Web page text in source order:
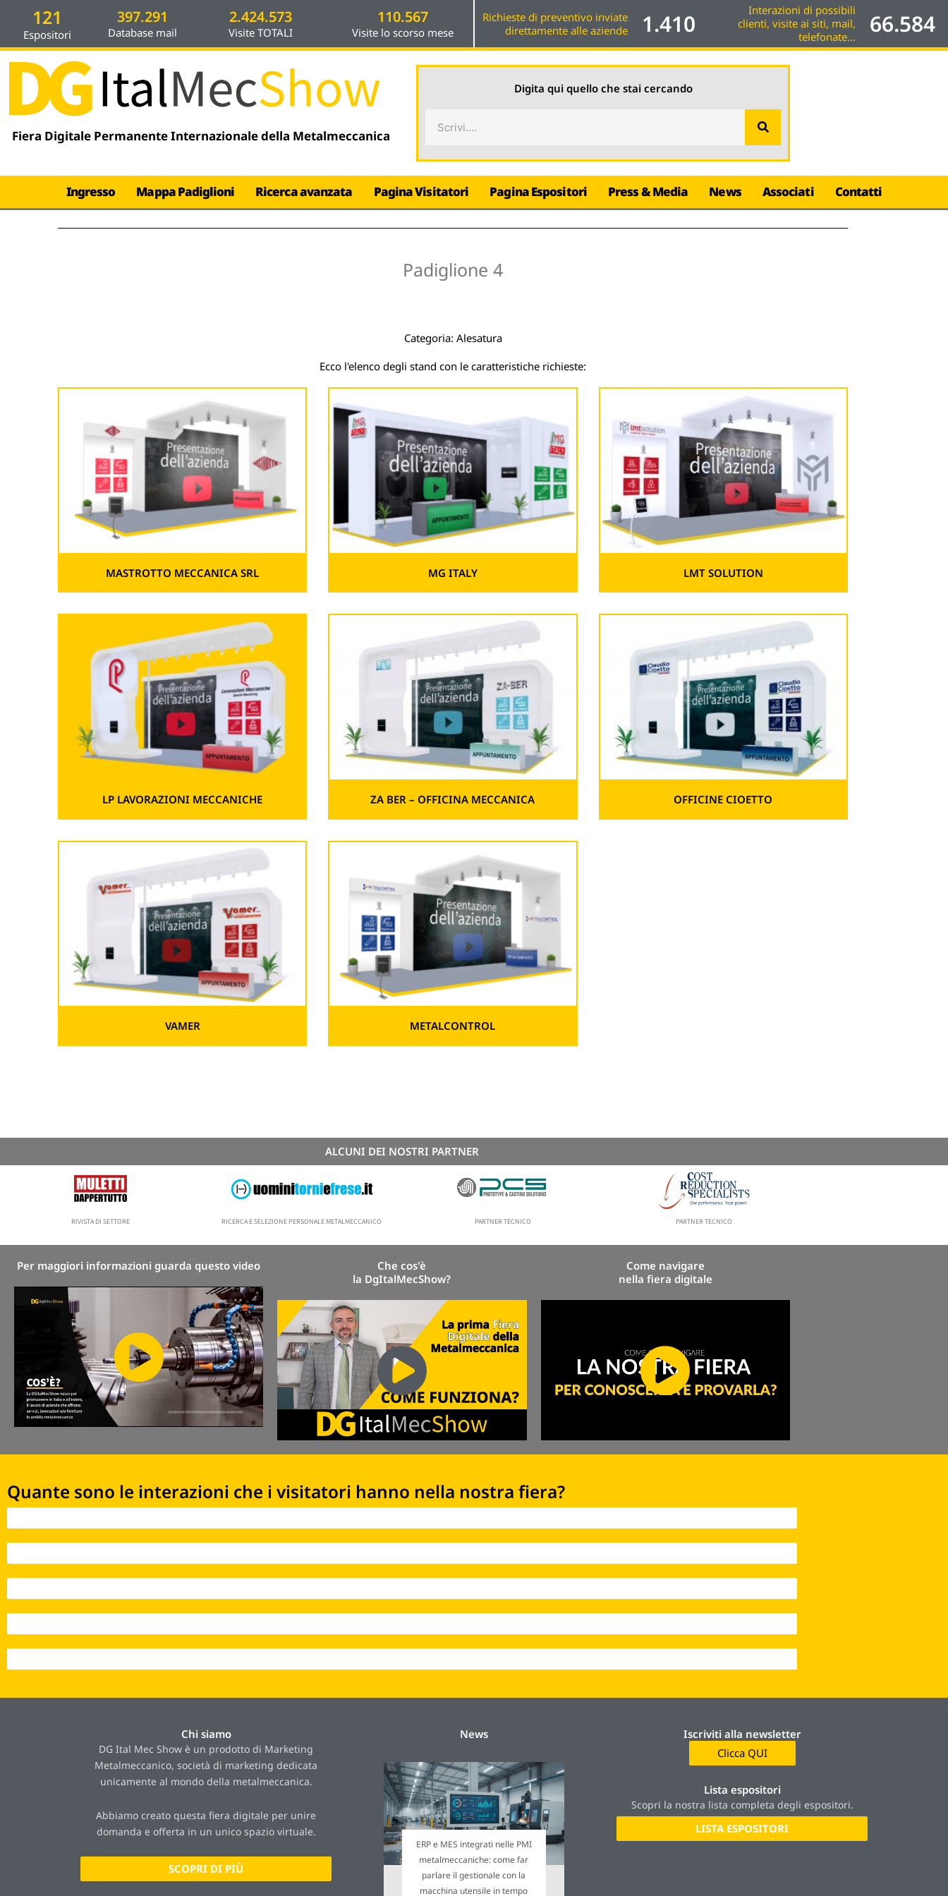
contenuto
121
Espositori
397.291
Database mail
2.424.573
Visite TOTALI
110.567
Visite lo scorso mese
Richieste di preventivo inviate
direttamente alle aziende
1.410
Interazioni di possibili
clienti, visite ai siti, mail,
telefonate...
66.584
Fiera Digitale Permanente Internazionale della Metalmeccanica
Digita qui quello che stai cercando
Ingresso Mappa Padiglioni Ricerca avanzata Pagina Visitatori Pagina Espositori Press & Media News Associati Contatti
Padiglione 4
Categoria: Alesatura
Ecco l'elenco degli stand con le caratteristiche richieste:
MASTROTTO MECCANICA SRL MG ITALY LMT SOLUTION
LP LAVORAZIONI MECCANICHE ZA BER – OFFICINA MECCANICA OFFICINE CIOETTO
VAMER METALCONTROL
ALCUNI DEI NOSTRI PARTNER
RIVISTA DI SETTORE RICERCA E SELEZIONE PERSONALE METALMECCANICO PARTNER TECNICO PARTNER TECNICO
Per maggiori informazioni guarda questo video
Che cos'è
la DgItalMecShow?
Come navigare
nella fiera digitale
Quante sono le interazioni che i visitatori hanno nella nostra fiera?
Chi siamo
DG Ital Mec Show è un prodotto di Marketing
Metalmeccanico, società di marketing dedicata
unicamente al mondo della metalmeccanica.
Abbiamo creato questa fiera digitale per unire
domanda e offerta in un unico spazio virtuale.
SCOPRI DI PIÙ
News
ERP e MES integrati nelle PMI
metalmeccaniche: come far
parlare il gestionale con la
macchina utensile in tempo
Iscriviti alla newsletter
Clicca QUI
Lista espositori
Scopri la nostra lista completa degli espositori.
LISTA ESPOSITORI